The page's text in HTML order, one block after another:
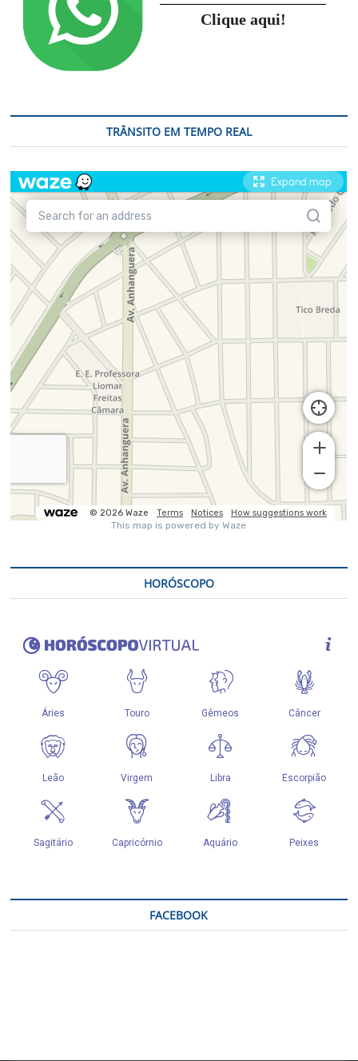
Clique aqui!
TRÂNSITO EM TEMPO REAL
HORÓSCOPO
FACEBOOK